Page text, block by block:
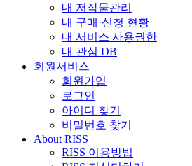
내 저작물관리
내 구매·신청 현황
내 서비스 사용권한
내 관심 DB
회원서비스
회원가입
로그인
아이디 찾기
비밀번호 찾기
About RISS
RISS 이용방법